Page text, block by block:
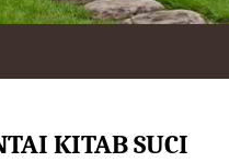
KITAB SUCI